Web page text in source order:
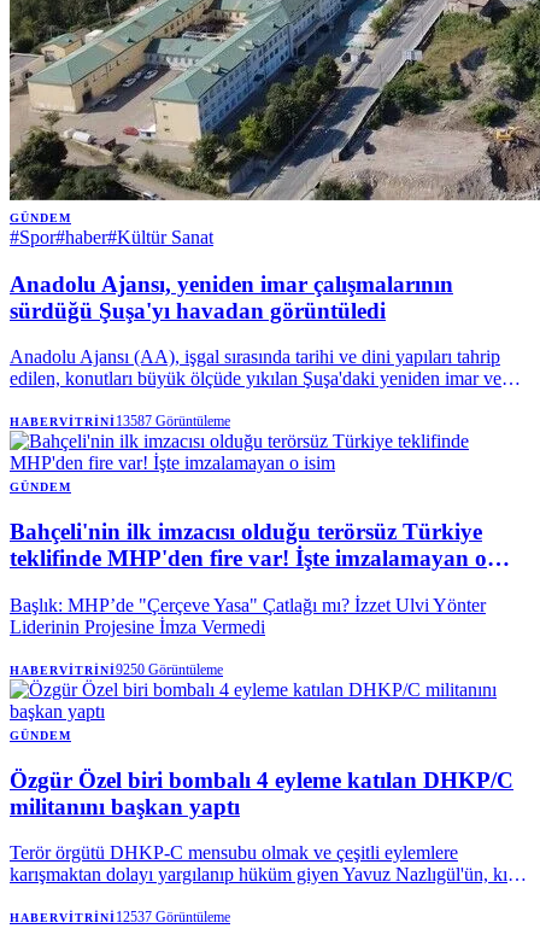
GÜNDEM
#Spor#haber#Kültür Sanat
Anadolu Ajansı, yeniden imar çalışmalarının
sürdüğü Şuşa'yı havadan görüntüledi
Anadolu Ajansı (AA), işgal sırasında tarihi ve dini yapıları tahrip
edilen, konutları büyük ölçüde yıkılan Şuşa'daki yeniden imar ve
HABERVITRINI13587 Görüntüleme
GÜNDEM
Bahçeli'nin ilk imzacısı olduğu terörsüz Türkiye
teklifinde MHP'den fire var! İşte imzalamayan o
Başlık: MHP’de "Çerçeve Yasa" Çatlağı mı? İzzet Ulvi Yönter
Liderinin Projesine İmza Vermedi
HABERVITRINI9250 Görüntüleme
GÜNDEM
Özgür Özel biri bombalı 4 eyleme katılan DHKP/C
militanını başkan yaptı
Terör örgütü DHKP-C mensubu olmak ve çeşitli eylemlere
karışmaktan dolayı yargılanıp hüküm giyen Yavuz Nazlıgül'ün, kısa
İstanbul Fatih İlçe Başkanı olarak atandığı duyuruldu. Nazlıgül'ün,
HABERVITRINI12537 Görüntüleme